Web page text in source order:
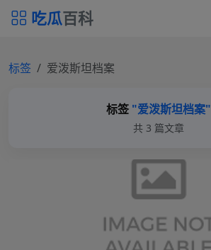
吃瓜百科
标签 爱泼斯坦档案
标签 "爱泼斯坦档案"
共 3 篇文章